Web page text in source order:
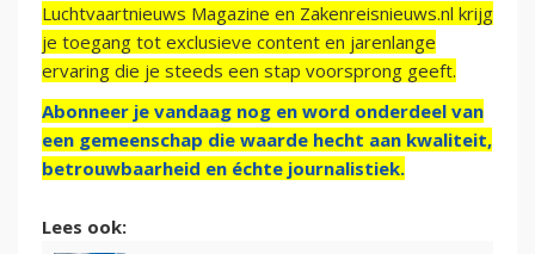
Luchtvaartnieuws Magazine en Zakenreisnieuws.nl krijg
je toegang tot exclusieve content en jarenlange
ervaring die je steeds een stap voorsprong geeft.
Abonneer je vandaag nog en word onderdeel van
een gemeenschap die waarde hecht aan kwaliteit,
betrouwbaarheid en échte journalistiek.
Lees ook: